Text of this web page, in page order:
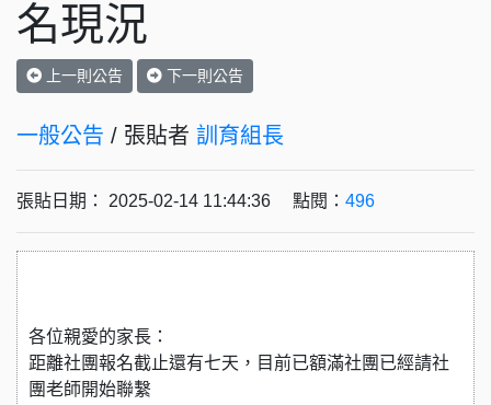
名現況
上一則公告 下一則公告
一般公告 / 張貼者 訓育組長
張貼日期： 2025-02-14 11:44:36 點閱： 496
各位親愛的家長：
距離社團報名截止還有七天，目前已額滿社團已經請社
團老師開始聯繫